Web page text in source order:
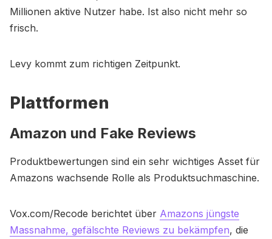
Millionen aktive Nutzer habe. Ist also nicht mehr so
frisch.
Levy kommt zum richtigen Zeitpunkt.
Plattformen
Amazon und Fake Reviews
Produktbewertungen sind ein sehr wichtiges Asset für
Amazons wachsende Rolle als Produktsuchmaschine.
Vox.com/Recode berichtet über Amazons jüngste
Massnahme, gefälschte Reviews zu bekämpfen, die